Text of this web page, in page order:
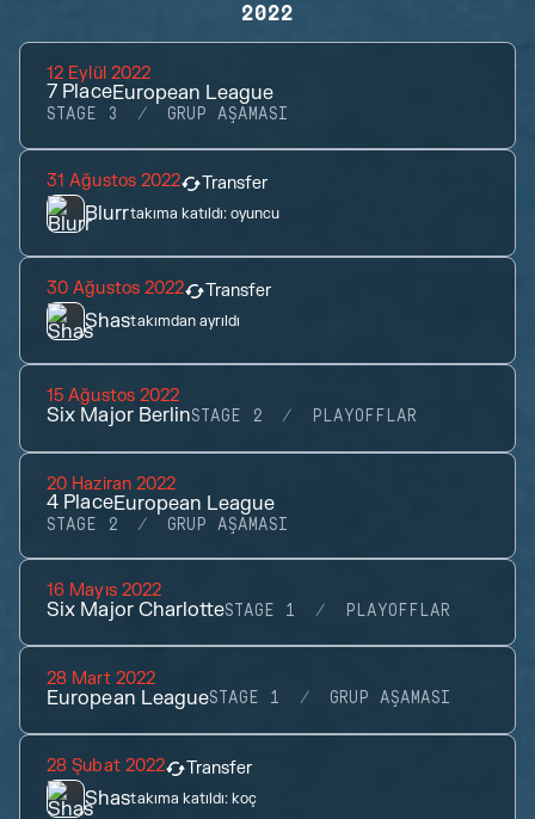
2022
12 Eylül 2022
7 PlaceEuropean League
STAGE 3 GRUP AŞAMASI
31 Ağustos 2022 Transfer
Blurrtakıma katıldı:oyuncu
30 Ağustos 2022 Transfer
Shastakımdan ayrıldı
15 Ağustos 2022
Six Major BerlinSTAGE 2 PLAYOFFLAR
20 Haziran 2022
4 PlaceEuropean League
STAGE 2 GRUP AŞAMASI
16 Mayıs 2022
Six Major CharlotteSTAGE 1 PLAYOFFLAR
28 Mart 2022
European LeagueSTAGE 1 GRUP AŞAMASI
28 Şubat 2022 Transfer
Shastakıma katıldı: koç